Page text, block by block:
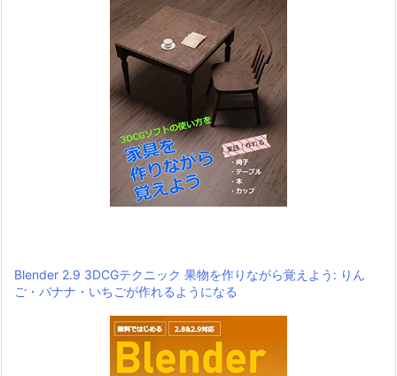
Blender 2.9 3DCGテクニック 果物を作りながら覚えよう: りん
ご・バナナ・いちごが作れるようになる